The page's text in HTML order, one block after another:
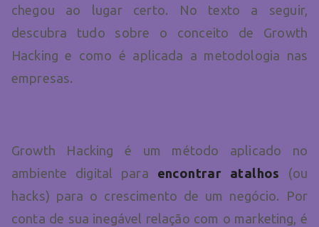
chegou ao lugar certo. No texto a seguir,
descubra tudo sobre o conceito de Growth
Hacking e como é aplicada a metodologia nas
empresas.
Growth Hacking é um método aplicado no
ambiente digital para encontrar atalhos (ou
hacks) para o crescimento de um negócio. Por
conta de sua inegável relação com o marketing, é